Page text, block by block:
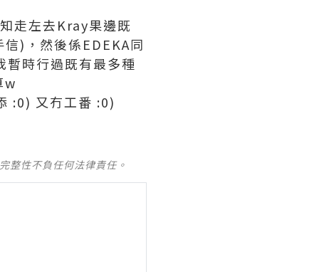
走左去Kray果邊既
)，然後係EDEKA同
暫時行過既有最多種
w
:0) 又冇工番 :0)
整性不負任何法律責任。